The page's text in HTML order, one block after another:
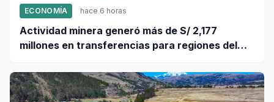
ECONOMÍA hace 6 horas
Actividad minera generó más de S/ 2,177
millones en transferencias para regiones del